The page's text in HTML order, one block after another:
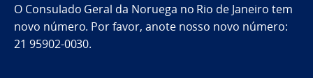
O Consulado Geral da Noruega no Rio de Janeiro tem
novo número. Por favor, anote nosso novo número:
21 95902-0030.